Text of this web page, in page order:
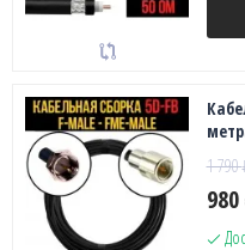
1 790
980